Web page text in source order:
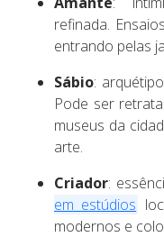
refinada.
entrando pelas
Sábio:
Pode ser
museus da
arte.
Criador:
em estúdios
modernos e